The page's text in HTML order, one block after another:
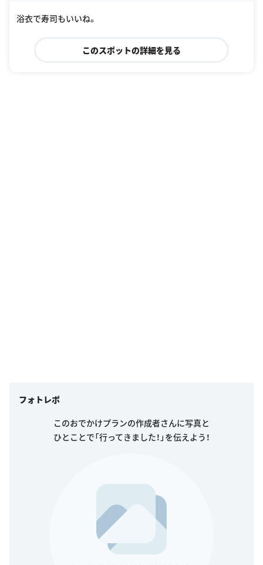
浴衣で寿司もいいね。
このスポットの詳細を見る
フォトレポ
このおでかけプランの作成者さんに写真と
ひとことで「行ってきました！」を伝えよう！